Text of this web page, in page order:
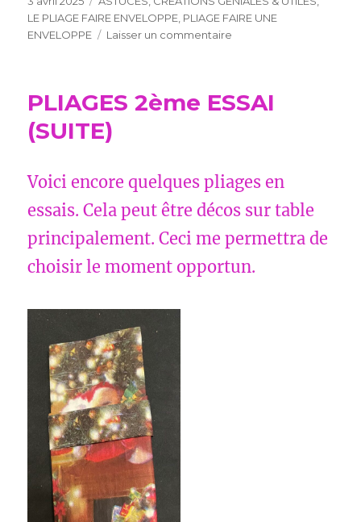
le
LE PLIAGE FAIRE ENVELOPPE PLIAGE FAIRE UNE
ENVELOPPE
Laisser un commentaire
ENVELOPPE
PLIAGES 2ème ESSAI
(SUITE)
Voici encore quelques pliages en
essais. Cela peut être décos sur table
principalement. Ceci me permettra de
choisir le moment opportun.